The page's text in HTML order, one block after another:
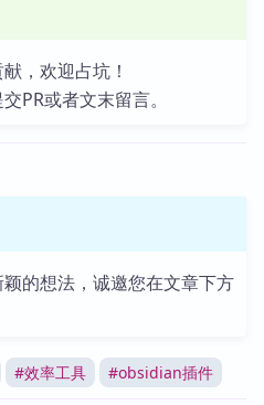
，欢迎占坑！
PR或者文末留言。
的想法，诚邀您在文章下方
#效率工具 #obsidian插件